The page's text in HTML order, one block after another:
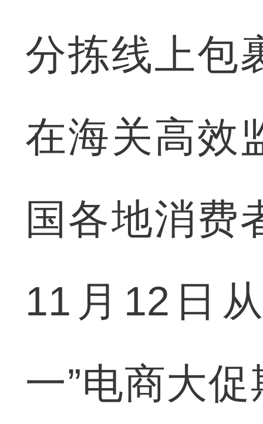
分拣线上包
在海关高效
国各地消费
11月12日
一”电商大